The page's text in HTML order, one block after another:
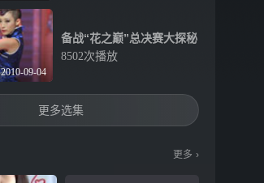
2010-09-04
备战“花之巅”总决赛大探秘
8502次播放
更多选集
更多 ›